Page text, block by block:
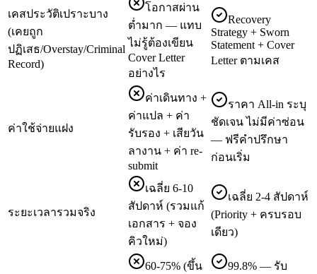
เคสประวัติเปราะบาง
(เคยถูก
ปฏิเสธ/Overstay/Criminal
Record)
โอกาสผ่าน
ต่ำมาก — แทบ
ไม่รู้ต้องเขียน
Cover Letter
อย่างไร
Recovery
Strategy + Sworn
Statement + Cover
Letter ตามเคส
ค่าใช้จ่ายแฝง
ค่าเดินทาง +
ค่าแปล + ค่า
รับรอง + เสียวัน
ลางาน + ค่า re-
submit
ราคา All-in ระบุ
ชัดเจน ไม่มีค่าซ่อน
— ฟรีคำปรึกษา
ก่อนเริ่ม
ระยะเวลารวมจริง
เฉลี่ย 6-10
สัปดาห์ (รวมแก้
เอกสาร + จอง
คิวใหม่)
เฉลี่ย 2-4 สัปดาห์
(Priority + ครบรอบ
เดียว)
60-75% (ขึ้น
99.8% — รับ